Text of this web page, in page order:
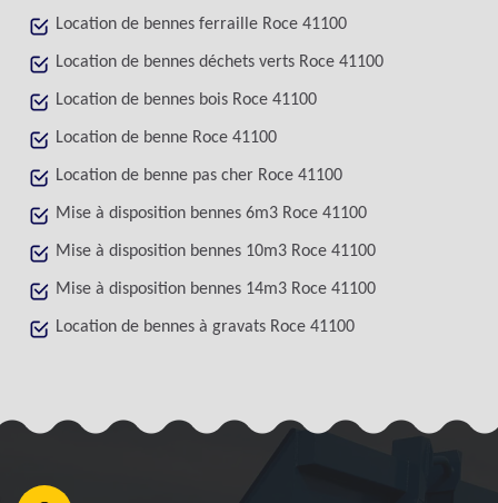
Location de bennes ferraille Roce 41100
Location de bennes déchets verts Roce 41100
Location de bennes bois Roce 41100
Location de benne Roce 41100
Location de benne pas cher Roce 41100
Mise à disposition bennes 6m3 Roce 41100
Mise à disposition bennes 10m3 Roce 41100
Mise à disposition bennes 14m3 Roce 41100
Location de bennes à gravats Roce 41100